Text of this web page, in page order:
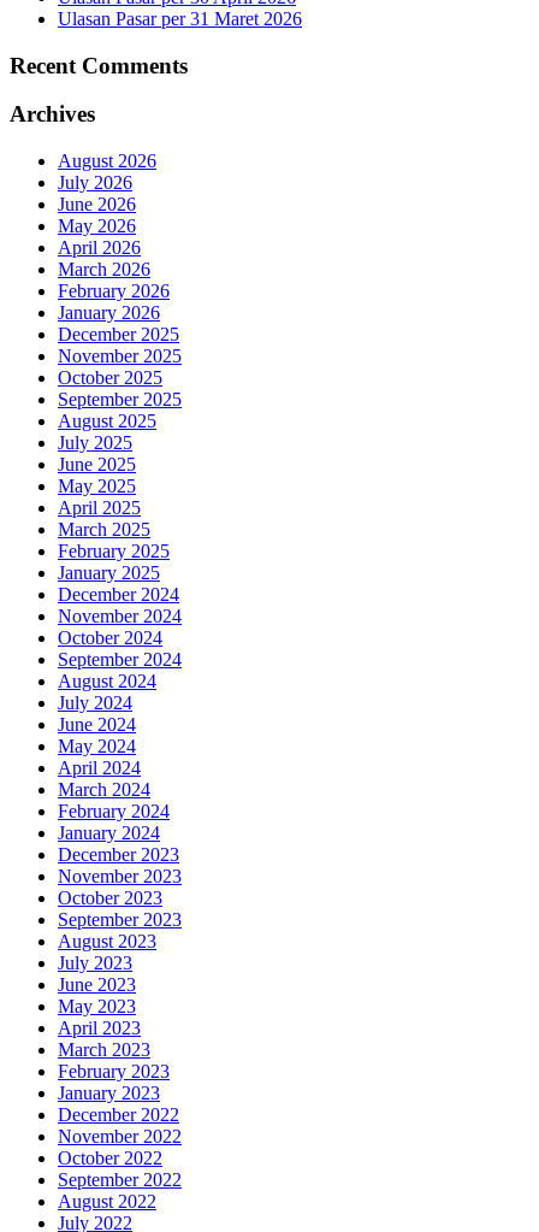
Ulasan Pasar per 31 Maret 2026
Recent Comments
Archives
August 2026
July 2026
June 2026
May 2026
April 2026
March 2026
February 2026
January 2026
December 2025
November 2025
October 2025
September 2025
August 2025
July 2025
June 2025
May 2025
April 2025
March 2025
February 2025
January 2025
December 2024
November 2024
October 2024
September 2024
August 2024
July 2024
June 2024
May 2024
April 2024
March 2024
February 2024
January 2024
December 2023
November 2023
October 2023
September 2023
August 2023
July 2023
June 2023
May 2023
April 2023
March 2023
February 2023
January 2023
December 2022
November 2022
October 2022
September 2022
August 2022
July 2022